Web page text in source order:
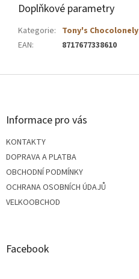
Doplňkové parametry
Kategorie: Tony's Chocolonely
EAN: 8717677338610
Z
á
p
a
t
Informace pro vás
KONTAKTY
DOPRAVA A PLATBA
OBCHODNÍ PODMÍNKY
OCHRANA OSOBNÍCH ÚDAJŮ
VELKOOBCHOD
Facebook